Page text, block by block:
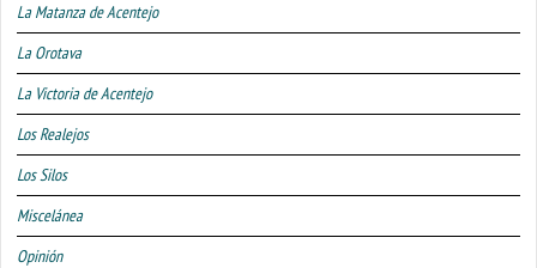
La Matanza de Acentejo
La Orotava
La Victoria de Acentejo
Los Realejos
Los Silos
Miscelánea
Opinión